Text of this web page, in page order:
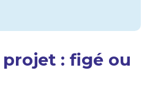
: figé ou